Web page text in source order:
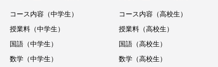
コース内容（中学生）
授業料（中学生）
国語（中学生）
数学（中学生）
コース内容（高校生）
授業料（高校生）
国語（高校生）
数学（高校生）